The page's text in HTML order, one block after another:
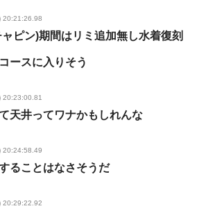
20:21:26.98
ピン)期間はリミ追加無し水着復刻
ースに入りそう
20:23:00.81
天井ってワナかもしれんな
20:24:58.49
ることはなさそうだ
20:29:22.92